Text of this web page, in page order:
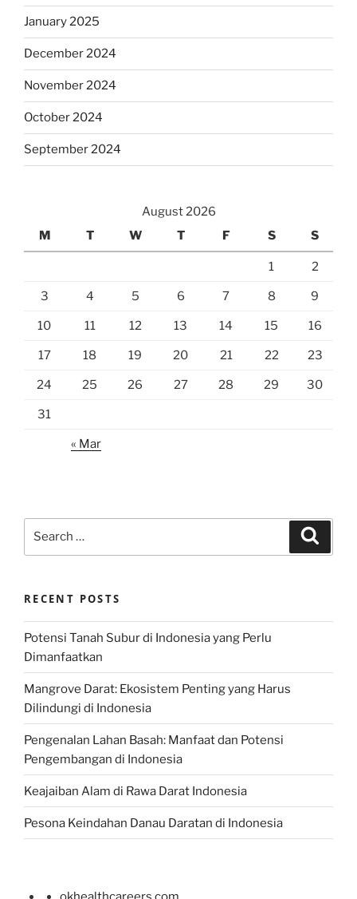
January 2025
December 2024
November 2024
October 2024
September 2024
August 2026
M
T W T F S S
1 2
3 4 5 6 7 8 9
10 11 12 13 14 15 16
17 18 19 20 21 22 23
24 25 26 27 28 29 30
31
« Mar
RECENT POSTS
Potensi Tanah Subur di Indonesia yang Perlu
Dimanfaatkan
Mangrove Darat: Ekosistem Penting yang Harus
Dilindungi di Indonesia
Pengenalan Lahan Basah: Manfaat dan Potensi
Pengembangan di Indonesia
Keajaiban Alam di Rawa Darat Indonesia
Pesona Keindahan Danau Daratan di Indonesia